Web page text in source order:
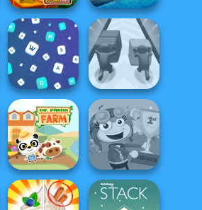
Rabbids Volcano
Panic
Battleships
Armada
Words Match Push The Colors